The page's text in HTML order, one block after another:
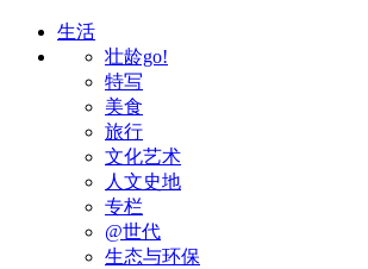
生活
壮龄go!
特写
美食
旅行
文化艺术
人文史地
专栏
@世代
生态与环保